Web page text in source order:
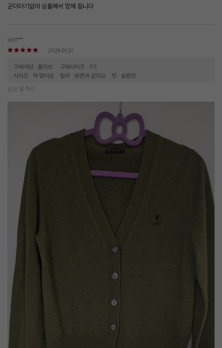
군더더기없이 심플해서 맘에 듭니다
jk01****
2026.01.21
구매색상 : 올리브
구매사이즈 : OS
사이즈 : 딱 맞아요
컬러 : 화면과 같아요 핏 : 슬림핏
신고 및 차단